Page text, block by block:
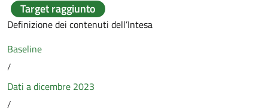
Target raggiunto
Definizione dei contenuti dell’Intesa
Baseline
/
Dati a dicembre 2023
/